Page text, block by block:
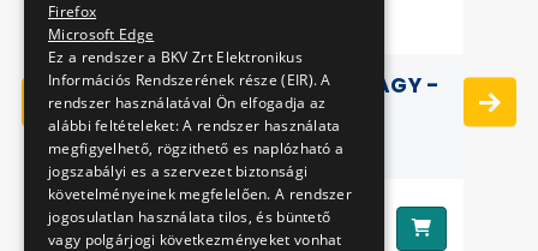
HŰTŐMÁGNES (KEREK) NAGY -
BUDAVÁRI SIKLÓ
Ár:990 Ft
Firefox
Microsoft Edge
Ez a rendszer a BKV Zrt Elektronikus
Információs Rendszerének része (EIR). A
rendszer használatával Ön elfogadja az
alábbi feltételeket: A rendszer használata
megfigyelhető, rögzithető es naplózható a
jogszabályi es a szervezet biztonsági
követelményeinek megfelelően. A rendszer
jogosulatlan használata tilos, és büntető
vagy polgárjogi következményeket vonhat